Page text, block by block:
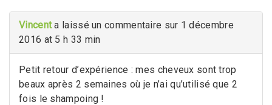
Vincent a laissé un commentaire sur 1 décembre
2016 at 5 h 33 min
Petit retour d’expérience : mes cheveux sont trop
beaux après 2 semaines où je n’ai qu’utilisé que 2
fois le shampoing !